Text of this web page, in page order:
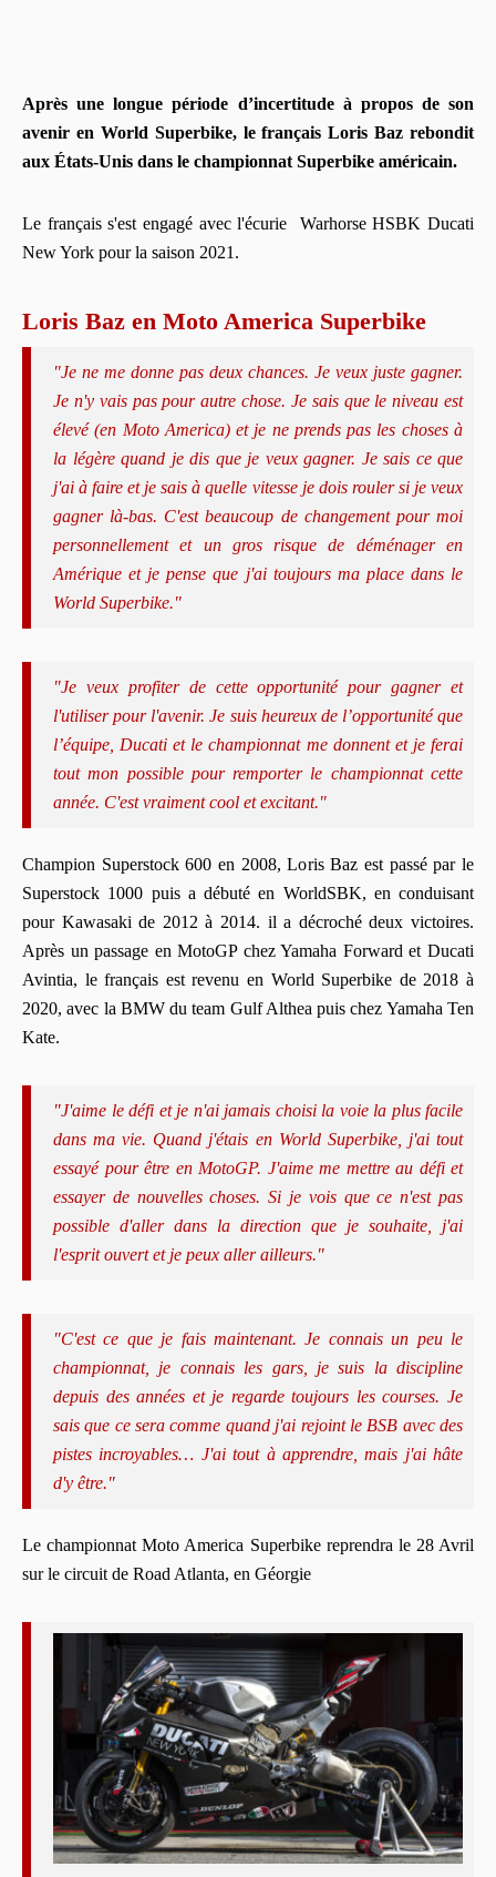
Après une longue période d’incertitude à propos de son
avenir en World Superbike, le français Loris Baz rebondit
aux États-Unis dans le championnat Superbike américain.
Le français s'est engagé avec l'écurie Warhorse HSBK Ducati
New York pour la saison 2021.
Loris Baz en Moto America Superbike
"Je ne me donne pas deux chances. Je veux juste gagner.
Je n'y vais pas pour autre chose. Je sais que le niveau est
élevé (en Moto America) et je ne prends pas les choses à
la légère quand je dis que je veux gagner. Je sais ce que
j'ai à faire et je sais à quelle vitesse je dois rouler si je veux
gagner là-bas. C'est beaucoup de changement pour moi
personnellement et un gros risque de déménager en
Amérique et je pense que j'ai toujours ma place dans le
World Superbike."
"Je veux profiter de cette opportunité pour gagner et
l'utiliser pour l'avenir. Je suis heureux de l’opportunité que
l’équipe, Ducati et le championnat me donnent et je ferai
tout mon possible pour remporter le championnat cette
année. C'est vraiment cool et excitant."
Champion Superstock 600 en 2008, Loris Baz est passé par le
Superstock 1000 puis a débuté en WorldSBK, en conduisant
pour Kawasaki de 2012 à 2014. il a décroché deux victoires.
Après un passage en MotoGP chez Yamaha Forward et Ducati
Avintia, le français est revenu en World Superbike de 2018 à
2020, avec la BMW du team Gulf Althea puis chez Yamaha Ten
Kate.
"J'aime le défi et je n'ai jamais choisi la voie la plus facile
dans ma vie. Quand j'étais en World Superbike, j'ai tout
essayé pour être en MotoGP. J'aime me mettre au défi et
essayer de nouvelles choses. Si je vois que ce n'est pas
possible d'aller dans la direction que je souhaite, j'ai
l'esprit ouvert et je peux aller ailleurs."
"C'est ce que je fais maintenant. Je connais un peu le
championnat, je connais les gars, je suis la discipline
depuis des années et je regarde toujours les courses. Je
sais que ce sera comme quand j'ai rejoint le BSB avec des
pistes incroyables… J'ai tout à apprendre, mais j'ai hâte
d'y être."
Le championnat Moto America Superbike reprendra le 28 Avril
sur le circuit de Road Atlanta, en Géorgie